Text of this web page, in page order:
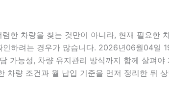
한 차량을 찾는 것만이 아니라, 현재 필요한
하려는 경우가 많습니다. 2026년06월04일
가능성, 차량 유지관리 방식까지 함께 살펴
차량 조건과 월 납입 기준을 먼저 정리한 뒤